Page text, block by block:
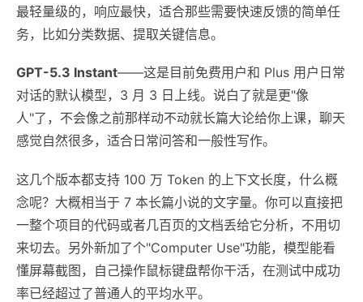
最轻量级的，响应最快，适合那些需要快速反馈的简单任
务，比如分类数据、提取关键信息。
GPT-5.3 Instant——这是目前免费用户和 Plus 用户日常
对话的默认模型，3 月 3 日上线。说白了就是更"像
人"了，不会像之前那样动不动就长篇大论给你上课，聊天
感觉自然很多，适合日常问答和一般性写作。
这几个版本都支持 100 万 Token 的上下文长度，什么概
念呢？大概相当于 7 本长篇小说的文字量。你可以直接把
一整个项目的代码或者几百页的文档丢给它分析，不用切
来切去。另外新加了个"Computer Use"功能，模型能看
懂屏幕截图，自己操作鼠标键盘帮你干活，在测试中成功
率已经超过了普通人的平均水平。